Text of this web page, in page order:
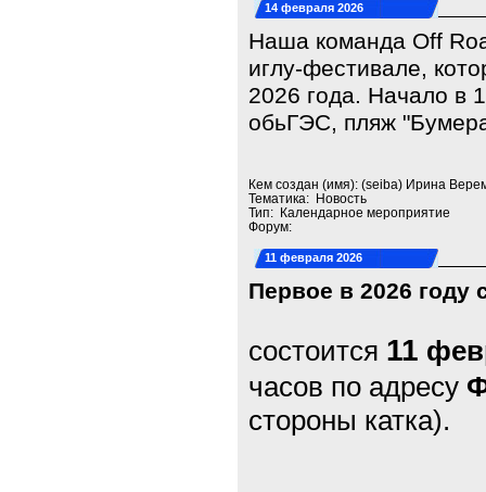
14 февраля 2026
Наша команда Off
иглу-фестивале,
2026 года. Начало в
обьГЭС, пляж
Кем создан (имя): (seiba) Ирина
Тематика: Новость
Тип: Календарное мероприятие
Форум:
11 февраля 2026
Первое в 2026
состоится 11
часов по адресу
стороны катка).